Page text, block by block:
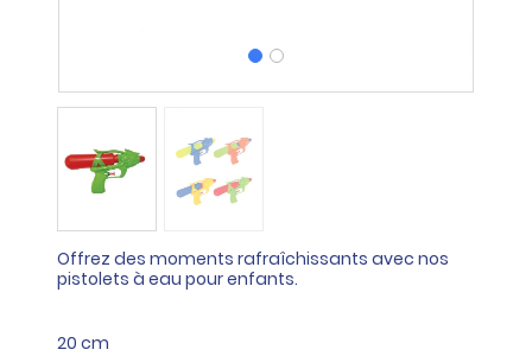
Offrez des moments rafraîchissants avec nos
pistolets à eau pour enfants.
20 cm